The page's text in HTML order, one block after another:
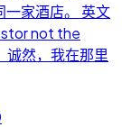
家酒店。 英文
not the
诚然，我在那里